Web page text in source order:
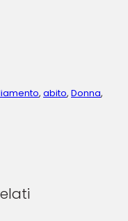
, abito, Donna,